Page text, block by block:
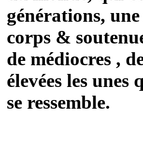
générations,
corps &
de médiocres ,
élevées les
se ressemble.